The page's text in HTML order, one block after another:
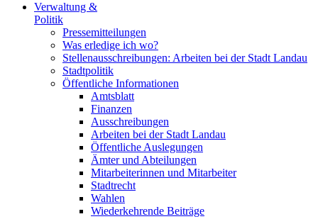
Verwaltung &
Politik
Pressemitteilungen
Was erledige ich wo?
Stellenausschreibungen: Arbeiten bei der Stadt Landau
Stadtpolitik
Öffentliche Informationen
Amtsblatt
Finanzen
Ausschreibungen
Arbeiten bei der Stadt Landau
Öffentliche Auslegungen
Ämter und Abteilungen
Mitarbeiterinnen und Mitarbeiter
Stadtrecht
Wahlen
Wiederkehrende Beiträge